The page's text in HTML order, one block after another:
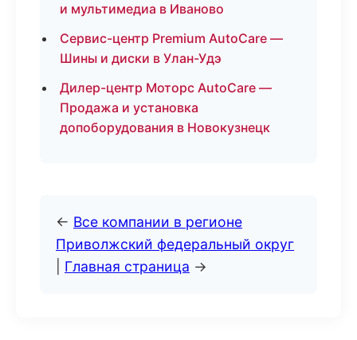
и мультимедиа в Иваново
Сервис-центр Premium AutoCare —
Шины и диски в Улан-Удэ
Дилер-центр Моторс AutoCare —
Продажа и установка
допоборудования в Новокузнецк
← Все компании в регионе
Приволжский федеральный округ
Главная страница →